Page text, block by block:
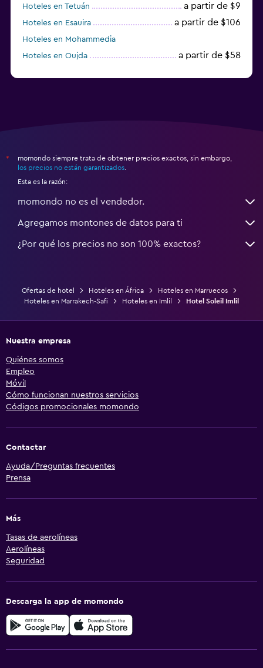
Hoteles en Tetuán a partir de $9
Hoteles en Esauira a partir de $106
Hoteles en Mohammedia
Hoteles en Oujda
a partir de $58
*
momondo siempre trata de obtener precios exactos, sin embargo,
los precios no están garantizados
Esta es la razón:
momondo no es el vendedor.
Agregamos montones de datos para ti
¿Por qué los precios no son 100% exactos?
Ofertas de hotel Hoteles en África
Hoteles en Marruecos
Hoteles en Marrakech-Safi
Hoteles en Imlil Hotel Soleil Imlil
Nuestra empresa
Quiénes somos
Empleo
Móvil
Cómo funcionan nuestros servicios
Códigos promocionales momondo
Contactar
Ayuda/Preguntas frecuentes
Prensa
Más
Tasas de aerolíneas
Aerolíneas
Seguridad
Descarga la app de momondo